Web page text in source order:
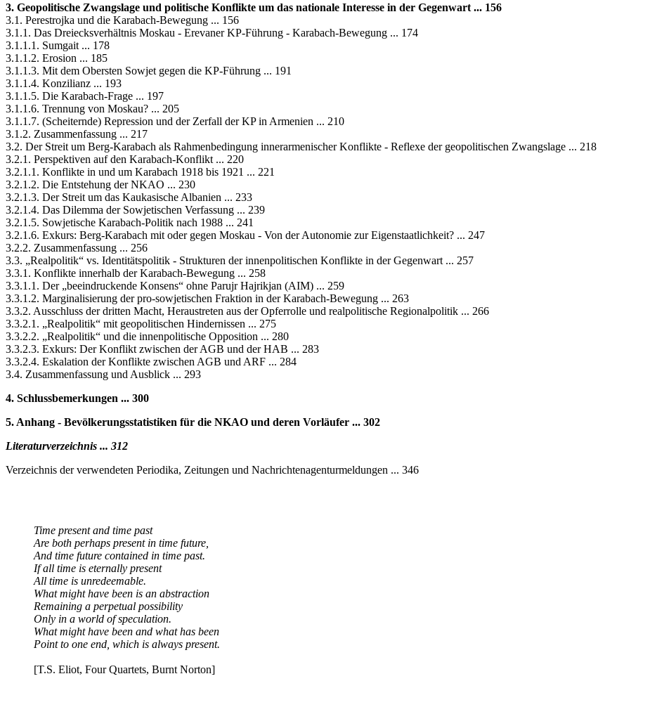
3. Geopolitische Zwangslage und politische Konflikte um das nationale Interesse in der Gegenwart ... 156
3.1. Perestrojka und die Karabach-Bewegung ... 156
3.1.1. Das Dreiecksverhältnis Moskau - Erevaner KP-Führung - Karabach-Bewegung ... 174
3.1.1.1. Sumgait ... 178
3.1.1.2. Erosion ... 185
3.1.1.3. Mit dem Obersten Sowjet gegen die KP-Führung ... 191
3.1.1.4. Konzilianz ... 193
3.1.1.5. Die Karabach-Frage ... 197
3.1.1.6. Trennung von Moskau? ... 205
3.1.1.7. (Scheiternde) Repression und der Zerfall der KP in Armenien ... 210
3.1.2. Zusammenfassung ... 217
3.2. Der Streit um Berg-Karabach als Rahmenbedingung innerarmenischer Konflikte - Reflexe der geopolitischen Zwangslage ... 218
3.2.1. Perspektiven auf den Karabach-Konflikt ... 220
3.2.1.1. Konflikte in und um Karabach 1918 bis 1921 ... 221
3.2.1.2. Die Entstehung der NKAO ... 230
3.2.1.3. Der Streit um das Kaukasische Albanien ... 233
3.2.1.4. Das Dilemma der Sowjetischen Verfassung ... 239
3.2.1.5. Sowjetische Karabach-Politik nach 1988 ... 241
3.2.1.6. Exkurs: Berg-Karabach mit oder gegen Moskau - Von der Autonomie zur Eigenstaatlichkeit? ... 247
3.2.2. Zusammenfassung ... 256
3.3. „Realpolitik“ vs. Identitätspolitik - Strukturen der innenpolitischen Konflikte in der Gegenwart ... 257
3.3.1. Konflikte innerhalb der Karabach-Bewegung ... 258
3.3.1.1. Der „beeindruckende Konsens“ ohne Parujr Hajrikjan (AIM) ... 259
3.3.1.2. Marginalisierung der pro-sowjetischen Fraktion in der Karabach-Bewegung ... 263
3.3.2. Ausschluss der dritten Macht, Heraustreten aus der Opferrolle und realpolitische Regionalpolitik ... 266
3.3.2.1. „Realpolitik“ mit geopolitischen Hindernissen ... 275
3.3.2.2. „Realpolitik“ und die innenpolitische Opposition ... 280
3.3.2.3. Exkurs: Der Konflikt zwischen der AGB und der HAB ... 283
3.3.2.4. Eskalation der Konflikte zwischen AGB und ARF ... 284
3.4. Zusammenfassung und Ausblick ... 293
4. Schlussbemerkungen ... 300
5. Anhang - Bevölkerungsstatistiken für die NKAO und deren Vorläufer ... 302
Literaturverzeichnis ... 312
Verzeichnis der verwendeten Periodika, Zeitungen und Nachrichtenagenturmeldungen ... 346
Time present and time past
Are both perhaps present in time future,
And time future contained in time past.
If all time is eternally present
All time is unredeemable.
What might have been is an abstraction
Remaining a perpetual possibility
Only in a world of speculation.
What might have been and what has been
Point to one end, which is always present.
[T.S. Eliot, Four Quartets, Burnt Norton]